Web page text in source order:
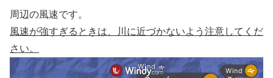
周辺の風速です。
風速が強すぎるときは、川に近づかないよう注意してくだ
さい。